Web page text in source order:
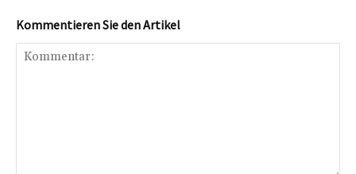
Kommentieren Sie den Artikel